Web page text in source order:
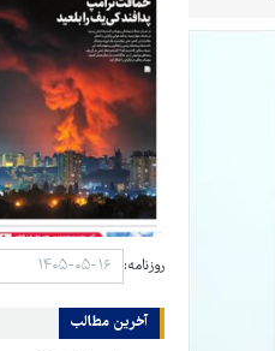
روزنامه:
آخرین مطالب